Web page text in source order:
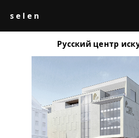
s e l e n
Русский центр